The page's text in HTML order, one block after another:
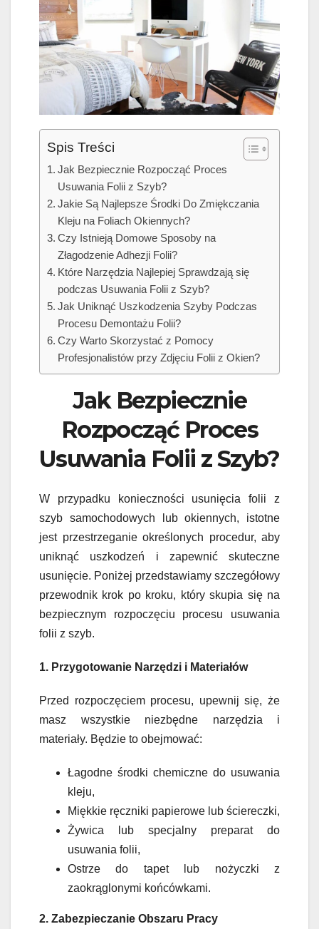
Spis Treści
Jak Bezpiecznie Rozpocząć Proces
Usuwania Folii z Szyb?
Jakie Są Najlepsze Środki Do Zmiękczania
Kleju na Foliach Okiennych?
Czy Istnieją Domowe Sposoby na
Złagodzenie Adhezji Folii?
Które Narzędzia Najlepiej Sprawdzają się
podczas Usuwania Folii z Szyb?
Jak Uniknąć Uszkodzenia Szyby Podczas
Procesu Demontażu Folii?
Czy Warto Skorzystać z Pomocy
Profesjonalistów przy Zdjęciu Folii z Okien?
Jak Bezpiecznie
Rozpocząć Proces
Usuwania Folii z Szyb?
W przypadku konieczności usunięcia folii z
szyb samochodowych lub okiennych, istotne
jest przestrzeganie określonych procedur, aby
uniknąć uszkodzeń i zapewnić skuteczne
usunięcie. Poniżej przedstawiamy szczegółowy
przewodnik krok po kroku, który skupia się na
bezpiecznym rozpoczęciu procesu usuwania
folii z szyb.
1. Przygotowanie Narzędzi i Materiałów
Przed rozpoczęciem procesu, upewnij się, że
masz wszystkie niezbędne narzędzia i
materiały. Będzie to obejmować:
Łagodne środki chemiczne do usuwania
kleju,
Miękkie ręczniki papierowe lub ściereczki,
Żywica lub specjalny preparat do
usuwania folii,
Ostrze do tapet lub nożyczki z
zaokrąglonymi końcówkami.
2. Zabezpieczanie Obszaru Pracy